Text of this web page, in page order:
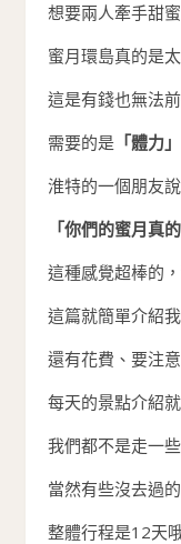
想要兩人牽手甜
蜜月環島真的是
這是有錢也無法
需要的是 「體力」
淮特的一個朋友說
「你們的蜜月真
這種感覺超棒的
這篇就簡單介紹
還有花費、要注
每天的景點介紹
我們都不是走一
當然有些沒去過
整體行程是12天